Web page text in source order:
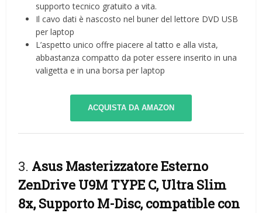
supporto tecnico gratuito a vita.
Il cavo dati è nascosto nel buner del lettore DVD USB
per laptop
L’aspetto unico offre piacere al tatto e alla vista,
abbastanza compatto da poter essere inserito in una
valigetta e in una borsa per laptop
ACQUISTA DA AMAZON
3. Asus Masterizzatore Esterno
ZenDrive U9M TYPE C, Ultra Slim
8x, Supporto M-Disc, compatible con